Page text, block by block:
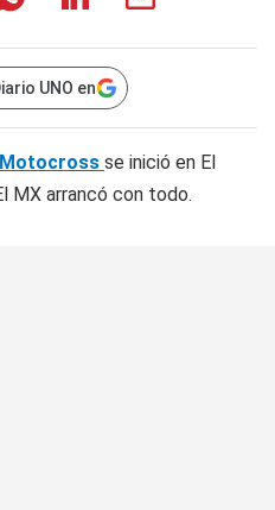
UNO en
Motocross se inició en El
MX arrancó con todo.